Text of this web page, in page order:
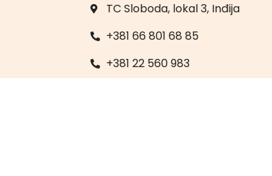
TC Sloboda, lokal 3, Inđija
+381 66 801 68 85
+381 22 560 983